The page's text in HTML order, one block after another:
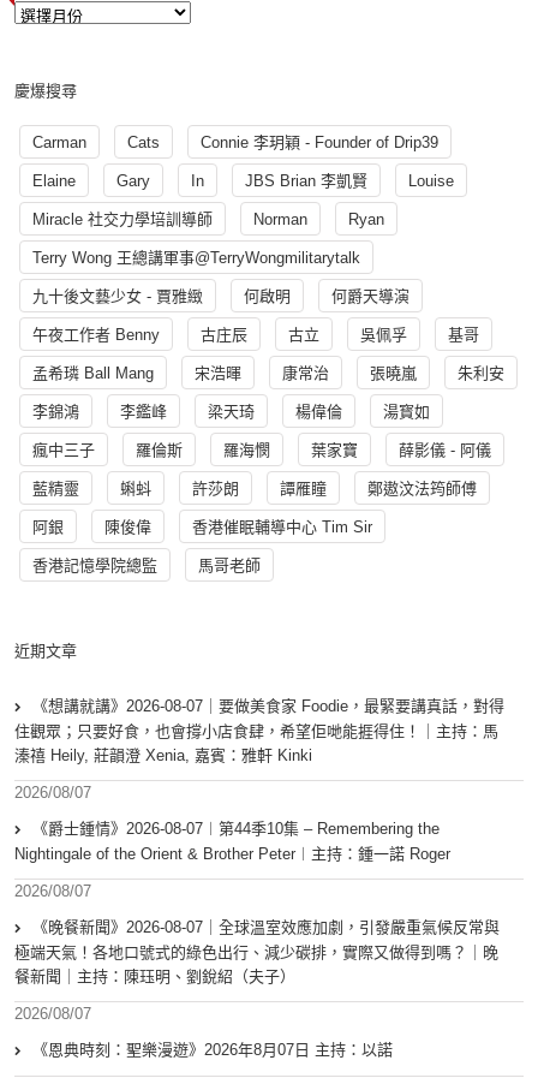
慶爆搜尋
Carman Cats Connie 李玥穎 - Founder of Drip39
Elaine Gary In JBS Brian 李凱賢 Louise
Miracle 社交力學培訓導師 Norman Ryan
Terry Wong 王總講軍事@TerryWongmilitarytalk
九十後文藝少女 - 賈雅緻 何啟明 何爵天導演
午夜工作者 Benny 古庄辰 古立 吳佩孚 基哥
孟希璘 Ball Mang 宋浩暉 康常治 張曉嵐 朱利安
李錦鴻 李鑑峰 梁天琦 楊偉倫 湯寳如
瘋中三子 羅倫斯 羅海憫 葉家寶 薛影儀 - 阿儀
藍精靈 蝌蚪 許莎朗 譚雁瞳 鄭遨汶法筠師傅
阿銀 陳俊偉 香港催眠輔導中心 Tim Sir
香港記憶學院總監 馬哥老師
近期文章
《想講就講》2026-08-07｜要做美食家 Foodie，最緊要講真話，對得
住觀眾；只要好食，也會撐小店食肆，希望佢哋能捱得住！｜主持：馬
溱禧 Heily, 莊韻澄 Xenia, 嘉賓：雅軒 Kinki
2026/08/07
《爵士鍾情》2026-08-07︱第44季10集 – Remembering the
Nightingale of the Orient & Brother Peter︱主持：鍾一諾 Roger
2026/08/07
《晚餐新聞》2026-08-07｜全球溫室效應加劇，引發嚴重氣候反常與
極端天氣！各地口號式的綠色出行、減少碳排，實際又做得到嗎？｜晚
餐新聞｜主持：陳珏明、劉銳紹（夫子）
2026/08/07
《恩典時刻：聖樂漫遊》2026年8月07日 主持：以諾